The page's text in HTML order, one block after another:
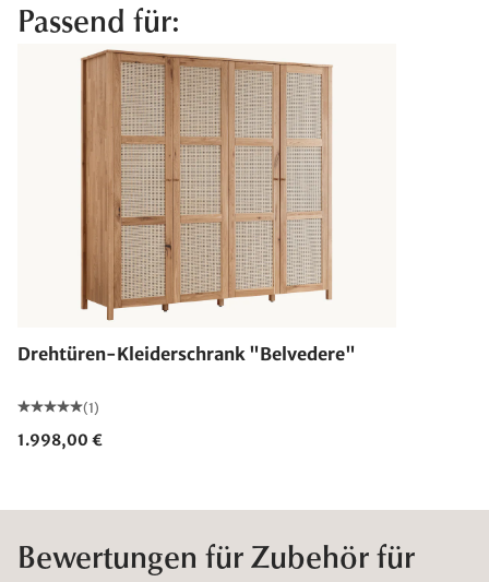
Passend für:
Drehtüren-Kleiderschrank "Belvedere"
(1)
1.998,00 €
Bewertungen für Zubehör für